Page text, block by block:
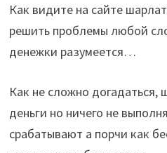
Как видите на сайте
решить проблемы любой
денежки разумеется…
Как не сложно догадаться,
деньги но ничего не
срабатывают а порчи как